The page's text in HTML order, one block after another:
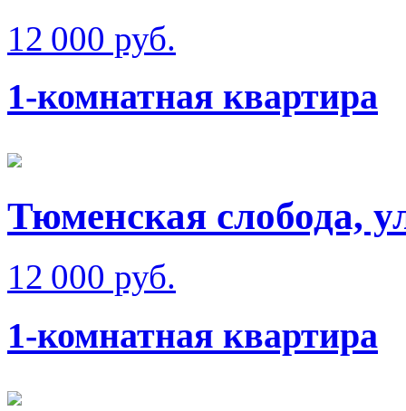
12 000 руб.
1-комнатная квартира
Тюменская слобода,
12 000 руб.
1-комнатная квартира